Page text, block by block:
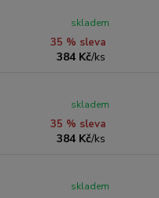
35 % sleva
384 Kč/ks
skladem
35 % sleva
384 Kč/ks
skladem
skladem